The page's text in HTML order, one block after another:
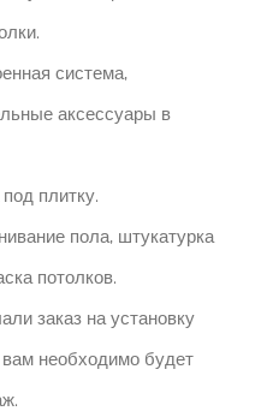
система,
аксессуары в
плитку.
пола, штукатурка
потолков.
заказ на установку
вам необходимо будет